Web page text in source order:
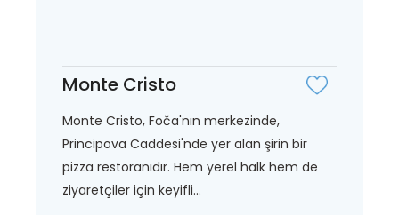
Monte Cristo
Monte Cristo, Foča'nın merkezinde,
Principova Caddesi'nde yer alan şirin bir
pizza restoranıdır. Hem yerel halk hem de
ziyaretçiler için keyifli...